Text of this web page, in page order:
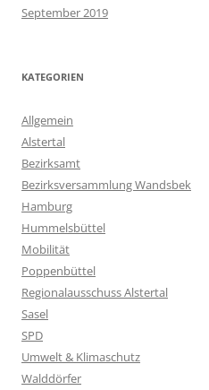
September 2019
KATEGORIEN
Allgemein
Alstertal
Bezirksamt
Bezirksversammlung Wandsbek
Hamburg
Hummelsbüttel
Mobilität
Poppenbüttel
Regionalausschuss Alstertal
Sasel
SPD
Umwelt & Klimaschutz
Walddörfer